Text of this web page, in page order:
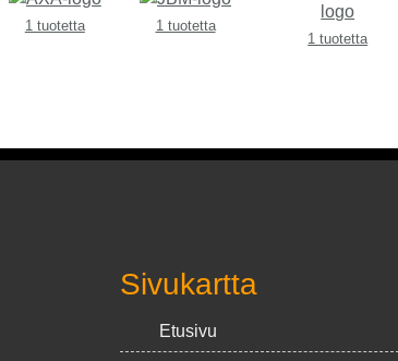
1 tuotetta
1 tuotetta
1 tuotetta
Sivukartta
Etusivu